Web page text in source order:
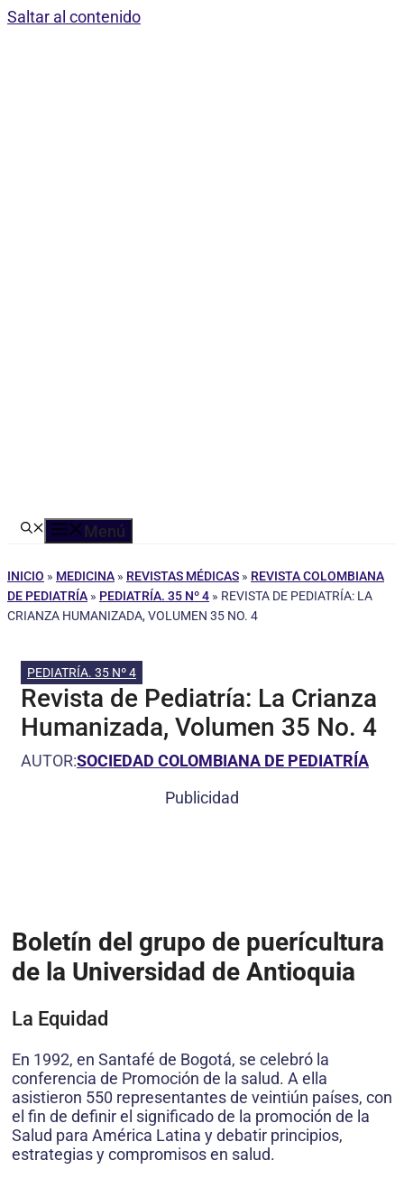
Saltar al contenido
Menú
INICIO » MEDICINA » REVISTAS MÉDICAS » REVISTA COLOMBIANA
DE PEDIATRÍA » PEDIATRÍA. 35 Nº 4 » REVISTA DE PEDIATRÍA: LA
CRIANZA HUMANIZADA, VOLUMEN 35 NO. 4
PEDIATRÍA. 35 Nº 4
Revista de Pediatría: La Crianza
Humanizada, Volumen 35 No. 4
AUTOR:SOCIEDAD COLOMBIANA DE PEDIATRÍA
Publicidad
Boletín del grupo de puerícultura
de la Universidad de Antioquia
La Equidad
En 1992, en Santafé de Bogotá, se celebró la
conferencia de Promoción de la salud. A ella
asistieron 550 representantes de veintiún países, con
el fin de definir el significado de la promoción de la
Salud para América Latina y debatir principios,
estrategias y compromisos en salud.